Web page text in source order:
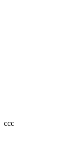
ссс